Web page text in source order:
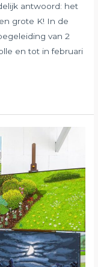
antwoord: het
grote K! In de
van 2
en tot in februari